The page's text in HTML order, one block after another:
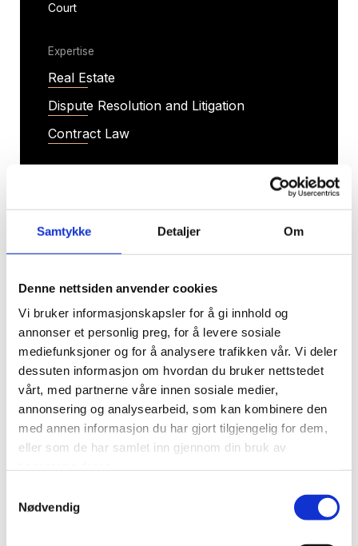
Samtykke Detaljer Om
Denne nettsiden anvender cookies
Vi bruker informasjonskapsler for å gi innhold og
annonser et personlig preg, for å levere sosiale
mediefunksjoner og for å analysere trafikken vår. Vi deler
dessuten informasjon om hvordan du bruker nettstedet
vårt, med partnerne våre innen sosiale medier,
annonsering og analysearbeid, som kan kombinere den
med annen informasjon du har gjort tilgjengelig for dem,
eller som de har samlet inn gjennom din bruk av
Nødvendig
Court
Expertise
Real Estate
Dispute Resolution and Litigation
Contract Law
T:+47 924 22 353
E:mhvitmyhr@snadvokat.no
Marius Hvitmyhr works mainly in the areas of
real estate, contract law and tort law. He has
considerable experience in handling disputes
and proceedings before the courts, and has
the right of audience before the Supreme
Court.
Marius has experience with large and complex